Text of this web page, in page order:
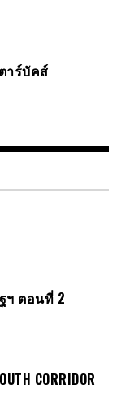
าร์บัคส์
ฯ ตอนที่ 2
CORRIDOR